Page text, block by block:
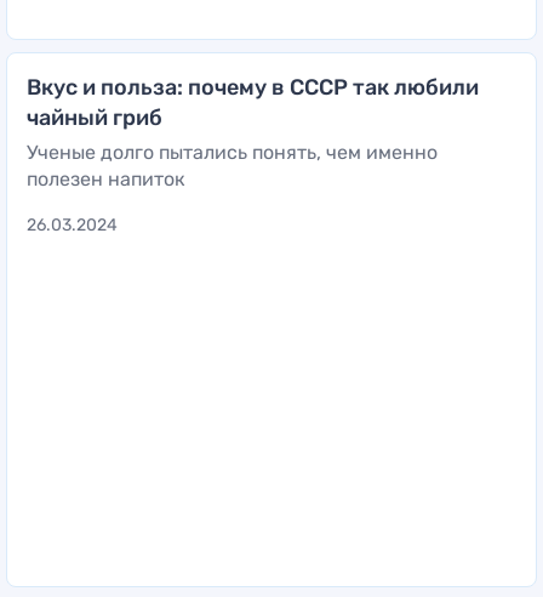
Вкус и польза: почему в СССР так любили
чайный гриб
Ученые долго пытались понять, чем именно
полезен напиток
26.03.2024